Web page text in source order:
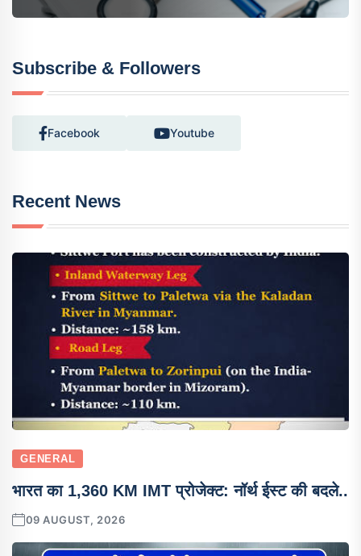
Subscribe & Followers
Facebook Youtube
Recent News
GENERAL
भारत का 1,360 KM IMT प्रोजेक्ट: नॉर्थ ईस्ट की बदले..
09 AUGUST, 2026